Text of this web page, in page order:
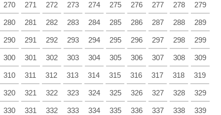
270 271 272 273 274 275 276 277 278 279
280 281 282 283 284 285 286 287 288 289
290 291 292 293 294 295 296 297 298 299
300 301 302 303 304 305 306 307 308 309
310 311 312 313 314 315 316 317 318 319
320 321 322 323 324 325 326 327 328 329
330 331 332 333 334 335 336 337 338 339